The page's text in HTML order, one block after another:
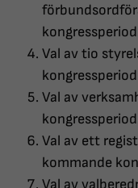
Val av tio
Val av
Val av ett
kommande